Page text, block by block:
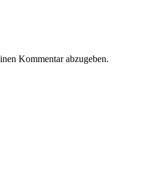
Kommentar abzugeben.